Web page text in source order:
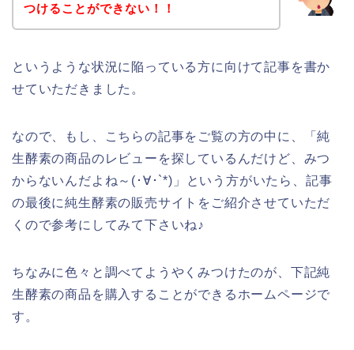
つけることができない！！
というような状況に陥っている方に向けて記事を書か
せていただきました。
なので、もし、こちらの記事をご覧の方の中に、「純
生酵素の商品のレビューを探しているんだけど、みつ
からないんだよね～(･∀･`*)」という方がいたら、記事
の最後に純生酵素の販売サイトをご紹介させていただ
くので参考にしてみて下さいね♪
ちなみに色々と調べてようやくみつけたのが、下記純
生酵素の商品を購入することができるホームページで
す。